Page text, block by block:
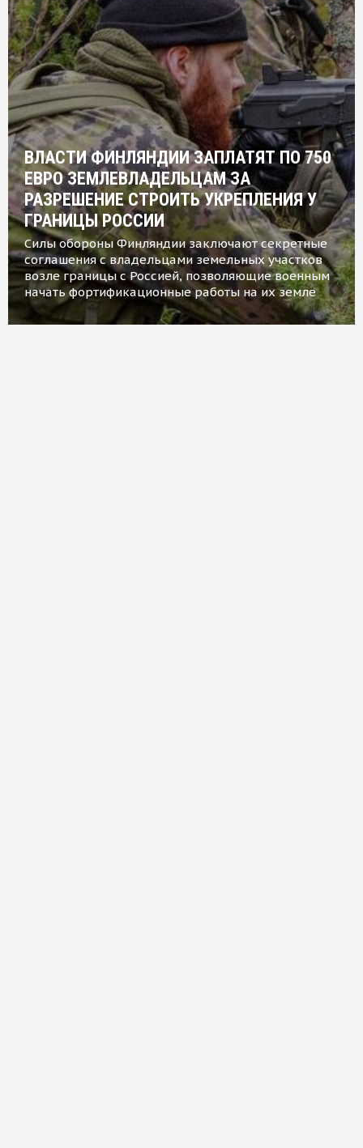
ВЛАСТИ ФИНЛЯНДИИ ЗАПЛАТЯТ ПО 750
ЕВРО ЗЕМЛЕВЛАДЕЛЬЦАМ ЗА
РАЗРЕШЕНИЕ СТРОИТЬ УКРЕПЛЕНИЯ У
ГРАНИЦЫ РОССИИ
Силы обороны Финляндии заключают секретные
соглашения с владельцами земельных участков
возле границы с Россией, позволяющие военным
начать фортификационные работы на их земле